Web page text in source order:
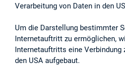
Verarbeitung von Daten in den
Um die Darstellung bestimmter
Internetauftritt zu ermöglichen,
Internetauftritts eine Verbindung
den USA aufgebaut.